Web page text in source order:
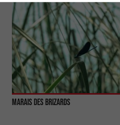
Marais des Brizards